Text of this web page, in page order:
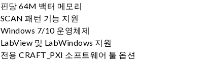
핀당 64M 백터 메모리
SCAN 패턴 기능 지원
Windows 7/10 운영체제
LabView 및 LabWindows 지원
전용 CRAFT_PXI 소프트웨어 툴 옵션